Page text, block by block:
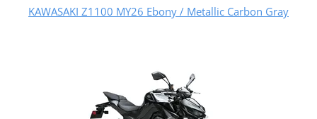
KAWASAKI Z1100 MY26 Ebony / Metallic Carbon Gray